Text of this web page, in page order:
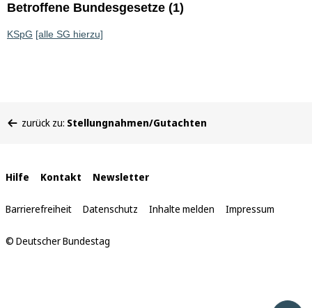
Betroffene Bundesgesetze (1)
KSpG [alle SG hierzu]
befinden
zurück zu: Stellungnahmen/Gutachten
Interne
Links
Hilfe Kontakt Newsletter
Barrierefreiheit Datenschutz Inhalte melden Impressum
© Deutscher Bundestag